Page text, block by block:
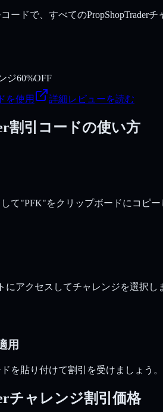
ードで、すべてのPropShopTraderチ
ジ60%OFF
を使用 詳細レビューを読む
割引コードの使い方
して"PFK"をクリップボードにコピー
にアクセスしてチャレンジを選択し
用
を貼り付けて割引を受けましょう。
チャレンジ割引価格